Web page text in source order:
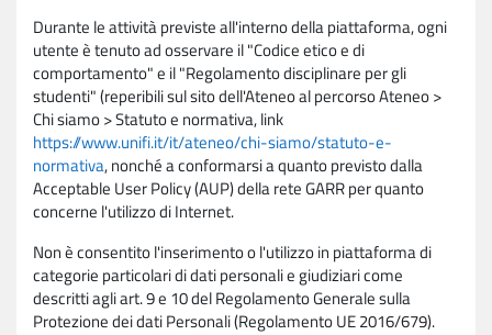
Durante le attività previste all'interno della piattaforma, ogni
utente è tenuto ad osservare il "Codice etico e di
comportamento" e il "Regolamento disciplinare per gli
studenti" (reperibili sul sito dell'Ateneo al percorso Ateneo >
Chi siamo > Statuto e normativa, link
https://www.unifi.it/it/ateneo/chi-siamo/statuto-e-
normativa, nonché a conformarsi a quanto previsto dalla
Acceptable User Policy (AUP) della rete GARR per quanto
concerne l'utilizzo di Internet.
Non è consentito l'inserimento o l'utilizzo in piattaforma di
categorie particolari di dati personali e giudiziari come
descritti agli art. 9 e 10 del Regolamento Generale sulla
Protezione dei dati Personali (Regolamento UE 2016/679).